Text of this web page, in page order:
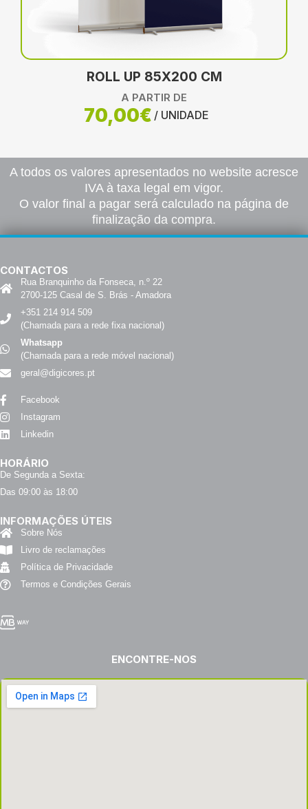
ROLL UP 85X200 CM
A PARTIR DE
70,00€ / UNIDADE
A todos os valores apresentados no website acresce
IVA à taxa legal em vigor.
O valor final a pagar será calculado na página de
finalização da compra.
CONTACTOS
Rua Branquinho da Fonseca, n.º 22
2700-125 Casal de S. Brás - Amadora
+351 214 914 509
(Chamada para a rede fixa nacional)
Whatsapp
(Chamada para a rede móvel nacional)
geral@digicores.pt
Facebook
Instagram
Linkedin
HORÁRIO
De Segunda a Sexta:
Das 09:00 às 18:00
INFORMAÇÕES ÚTEIS
Sobre Nós
Livro de reclamações
Política de Privacidade
Termos e Condições Gerais
ENCONTRE-NOS